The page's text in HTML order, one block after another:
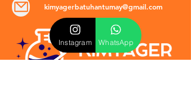
kimyagerbatuhantumay@gmail.com
Instagram WhatsApp